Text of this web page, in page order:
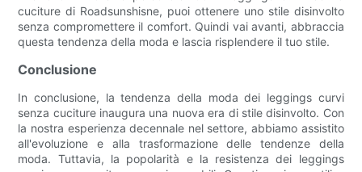
cuciture di Roadsunshisne, puoi ottenere uno stile disinvolto
senza compromettere il comfort. Quindi vai avanti, abbraccia
questa tendenza della moda e lascia risplendere il tuo stile.
Conclusione
In conclusione, la tendenza della moda dei leggings curvi
senza cuciture inaugura una nuova era di stile disinvolto. Con
la nostra esperienza decennale nel settore, abbiamo assistito
all'evoluzione e alla trasformazione delle tendenze della
moda. Tuttavia, la popolarità e la resistenza dei leggings